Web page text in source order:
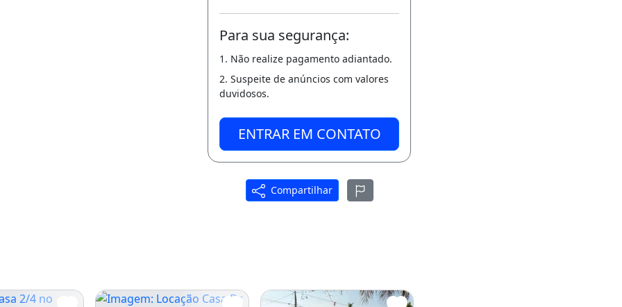
Para sua segurança:
1. Não realize pagamento adiantado.
2. Suspeite de anúncios com valores
duvidosos.
ENTRAR EM CONTATO
Compartilhar